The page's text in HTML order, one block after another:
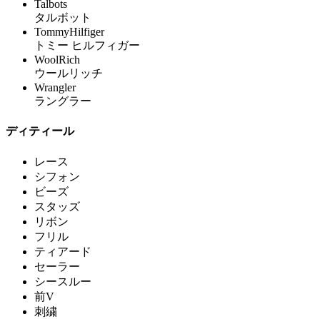
Talbots
タルボット
TommyHilfiger
トミー ヒルフィガー
WoolRich
ウールリッチ
Wrangler
ラングラー
ディティール
レース
シフォン
ビーズ
スタッズ
リボン
フリル
ティアード
セーラー
シースルー
前V
刺繍